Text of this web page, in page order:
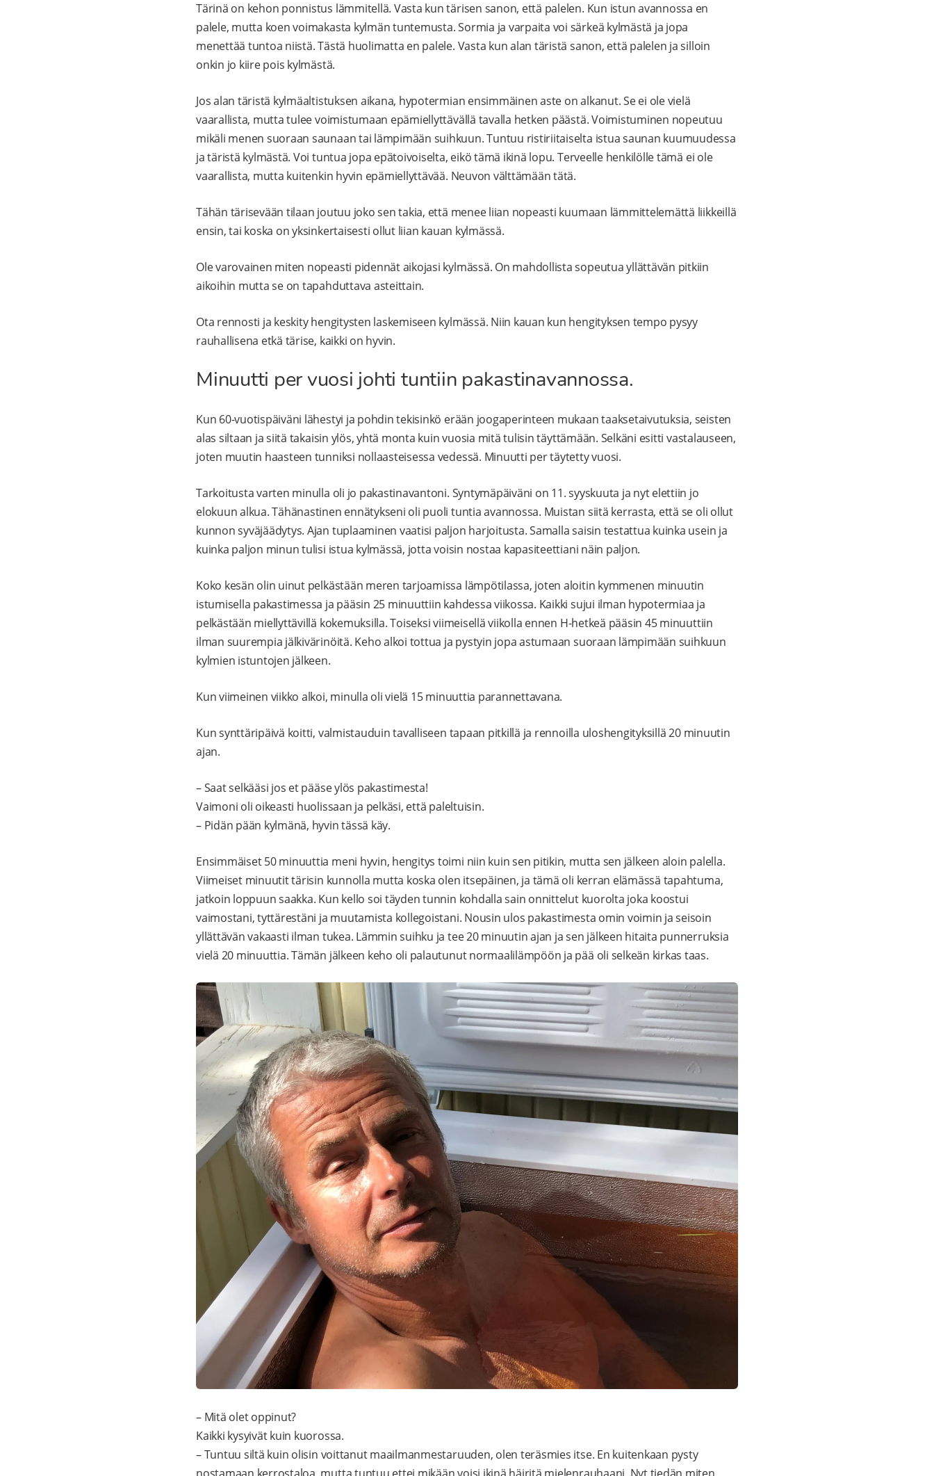
Tärinä on kehon ponnistus lämmitellä. Vasta kun tärisen sanon, että palelen. Kun istun avannossa en
palele, mutta koen voimakasta kylmän tuntemusta. Sormia ja varpaita voi särkeä kylmästä ja jopa
menettää tuntoa niistä. Tästä huolimatta en palele. Vasta kun alan täristä sanon, että palelen ja silloin
onkin jo kiire pois kylmästä.
Jos alan täristä kylmäaltistuksen aikana, hypotermian ensimmäinen aste on alkanut. Se ei ole vielä
vaarallista, mutta tulee voimistumaan epämiellyttävällä tavalla hetken päästä. Voimistuminen nopeutuu
mikäli menen suoraan saunaan tai lämpimään suihkuun. Tuntuu ristiriitaiselta istua saunan kuumuudessa
ja täristä kylmästä. Voi tuntua jopa epätoivoiselta, eikö tämä ikinä lopu. Terveelle henkilölle tämä ei ole
vaarallista, mutta kuitenkin hyvin epämiellyttävää. Neuvon välttämään tätä.
Tähän tärisevään tilaan joutuu joko sen takia, että menee liian nopeasti kuumaan lämmittelemättä liikkeillä
ensin, tai koska on yksinkertaisesti ollut liian kauan kylmässä.
Ole varovainen miten nopeasti pidennät aikojasi kylmässä. On mahdollista sopeutua yllättävän pitkiin
aikoihin mutta se on tapahduttava asteittain.
Ota rennosti ja keskity hengitysten laskemiseen kylmässä. Niin kauan kun hengityksen tempo pysyy
rauhallisena etkä tärise, kaikki on hyvin.
Minuutti per vuosi johti tuntiin pakastinavannossa.
Kun 60-vuotispäiväni lähestyi ja pohdin tekisinkö erään joogaperinteen mukaan taaksetaivutuksia, seisten
alas siltaan ja siitä takaisin ylös, yhtä monta kuin vuosia mitä tulisin täyttämään. Selkäni esitti vastalauseen,
joten muutin haasteen tunniksi nollaasteisessa vedessä. Minuutti per täytetty vuosi.
Tarkoitusta varten minulla oli jo pakastinavantoni. Syntymäpäiväni on 11. syyskuuta ja nyt elettiin jo
elokuun alkua. Tähänastinen ennätykseni oli puoli tuntia avannossa. Muistan siitä kerrasta, että se oli ollut
kunnon syväjäädytys. Ajan tuplaaminen vaatisi paljon harjoitusta. Samalla saisin testattua kuinka usein ja
kuinka paljon minun tulisi istua kylmässä, jotta voisin nostaa kapasiteettiani näin paljon.
Koko kesän olin uinut pelkästään meren tarjoamissa lämpötilassa, joten aloitin kymmenen minuutin
istumisella pakastimessa ja pääsin 25 minuuttiin kahdessa viikossa. Kaikki sujui ilman hypotermiaa ja
pelkästään miellyttävillä kokemuksilla. Toiseksi viimeisellä viikolla ennen H-hetkeä pääsin 45 minuuttiin
ilman suurempia jälkivärinöitä. Keho alkoi tottua ja pystyin jopa astumaan suoraan lämpimään suihkuun
kylmien istuntojen jälkeen.
Kun viimeinen viikko alkoi, minulla oli vielä 15 minuuttia parannettavana.
Kun synttäripäivä koitti, valmistauduin tavalliseen tapaan pitkillä ja rennoilla uloshengityksillä 20 minuutin
ajan.
– Saat selkääsi jos et pääse ylös pakastimesta!
Vaimoni oli oikeasti huolissaan ja pelkäsi, että paleltuisin.
– Pidän pään kylmänä, hyvin tässä käy.
Ensimmäiset 50 minuuttia meni hyvin, hengitys toimi niin kuin sen pitikin, mutta sen jälkeen aloin palella.
Viimeiset minuutit tärisin kunnolla mutta koska olen itsepäinen, ja tämä oli kerran elämässä tapahtuma,
jatkoin loppuun saakka. Kun kello soi täyden tunnin kohdalla sain onnittelut kuorolta joka koostui
vaimostani, tyttärestäni ja muutamista kollegoistani. Nousin ulos pakastimesta omin voimin ja seisoin
yllättävän vakaasti ilman tukea. Lämmin suihku ja tee 20 minuutin ajan ja sen jälkeen hitaita punnerruksia
vielä 20 minuuttia. Tämän jälkeen keho oli palautunut normaalilämpöön ja pää oli selkeän kirkas taas.
– Mitä olet oppinut?
Kaikki kysyivät kuin kuorossa.
– Tuntuu siltä kuin olisin voittanut maailmanmestaruuden, olen teräsmies itse. En kuitenkaan pysty